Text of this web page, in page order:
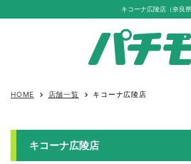
キコーナ広陵店（奈良県
HOME keyboard_arrow_right 店舗一覧 keyboard_arrow_right キコーナ広陵店
キコーナ広陵店